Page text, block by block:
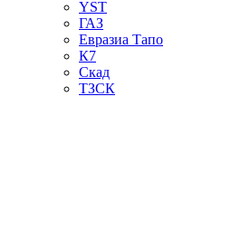
YST
ГАЗ
Евразиа Тапо
К7
Скад
ТЗСК